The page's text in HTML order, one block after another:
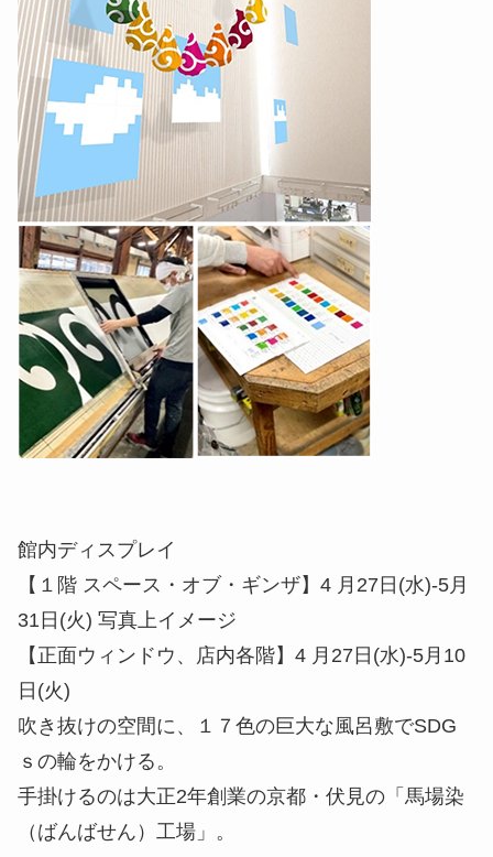
館内ディスプレイ
【１階 スペース・オブ・ギンザ】4 月27日(水)-5月
31日(火) 写真上イメージ
【正面ウィンドウ、店内各階】4 月27日(水)-5月10
日(火)
吹き抜けの空間に、１７色の巨大な風呂敷でSDG
ｓの輪をかける。
手掛けるのは大正2年創業の京都・伏見の「馬場染
（ばんばせん）工場」。